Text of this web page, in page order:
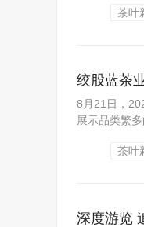
茶叶
绞股蓝茶
8月21日，
展示品类繁
茶叶
深度游览